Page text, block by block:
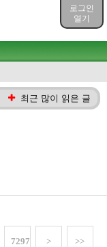
로그인
열기
최근 많이 읽은 글
72970 > >>